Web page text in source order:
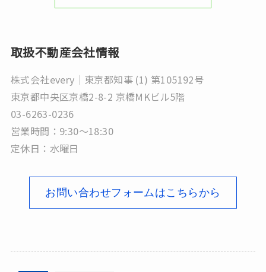
取扱不動産会社情報
株式会社every｜東京都知事 (1) 第105192号
東京都中央区京橋2-8-2 京橋MKビル5階
03-6263-0236
営業時間：9:30～18:30
定休日：水曜日
お問い合わせフォームはこちらから